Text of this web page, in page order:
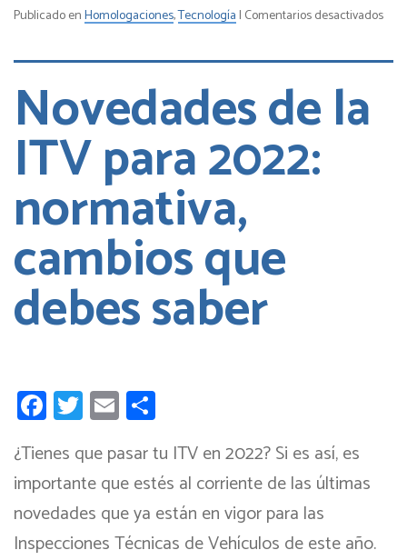
Publicado enHomologaciones,Tecnología | Comentarios desactivadosen
Novedades de la
ITV para 2022:
normativa,
cambios que
debes saber
Facebook
Twitter
Email
¿Tienes que pasar tu ITV en 2022? Si es así, es
importante que estés al corriente de las últimas
novedades que ya están en vigor para las
Inspecciones Técnicas de Vehículos de este año.